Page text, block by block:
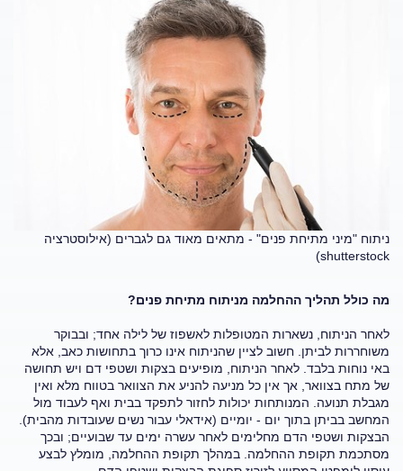
ניתוח "מיני מתיחת פנים" - מתאים מאוד גם לגברים (אילוסטרציה
shutterstock)
מה כולל תהליך ההחלמה מניתוח מתיחת פנים?
לאחר הניתוח, נשארות המטופלות לאשפוז של לילה אחד; ובבוקר
משוחררות לביתן. חשוב לציין שהניתוח אינו כרוך בתחושות כאב, אלא
באי נוחות בלבד. לאחר הניתוח, מופיעים בצקות ושטפי דם ויש תחושה
של מתח בצוואר, אך אין כל מניעה להניע את הצוואר בטווח מלא ואין
מגבלת תנועה. המנותחות יכולות לחזור לתפקד בבית ואף לעבוד מול
המחשב בביתן בתוך יום - יומיים (אידאלי עבור נשים שעובדות מהבית).
הבצקות ושטפי הדם מחלימים לאחר עשרה ימים עד שבועיים; ובכך
מסתכמת תקופת ההחלמה. במהלך תקופת ההחלמה, מומלץ לבצע